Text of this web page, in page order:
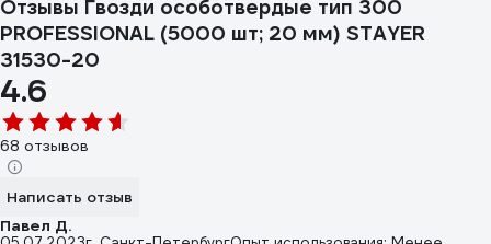
Отзывы Гвозди особотвердые тип 300
PROFESSIONAL (5000 шт; 20 мм) STAYER
31530-20
4.6
68 отзывов
Написать отзыв
Павел Д.